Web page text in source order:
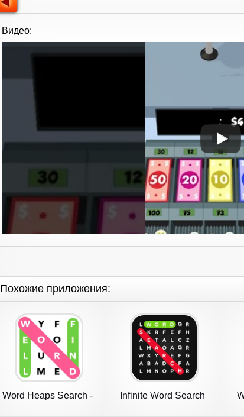
Видео:
Похожие приложения:
Word Heaps Search -
Infinite Word Search